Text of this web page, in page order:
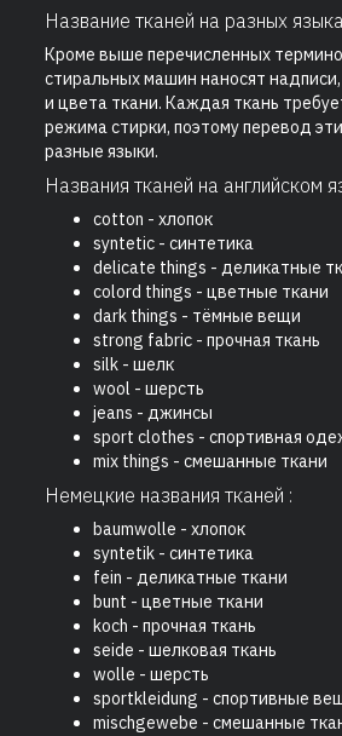
Название тканей на разных
Кроме выше перечисленных
стиральных машин наносят
и цвета ткани. Каждая ткань
режима стирки, поэтому перевод
разные языки.
Названия тканей на английском
cotton - хлопок
syntetic - синтетика
delicate things - деликатные
colord things - цветные ткани
dark things - тёмные вещи
strong fabric - прочная ткань
silk - шелк
wool - шерсть
jeans - джинсы
sport clothes - спортивная
mix things - смешанные ткани
Немецкие названия тканей :
baumwolle - хлопок
syntetik - синтетика
fein - деликатные ткани
bunt - цветные ткани
koch - прочная ткань
seide - шелковая ткань
wolle - шерсть
sportkleidung - спортивные
mischgewebe - смешанные